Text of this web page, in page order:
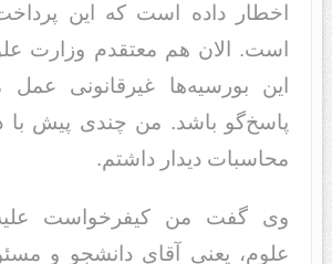
اخطار داده است که این
است. الان هم معتقدم وزارت
این بورسیه‌ها غیرقانونی عمل
پاسخ‌گو باشد. من چندی پیش با
محاسبات دیدار داشتم.
وی گفت من کیفرخواست
علوم، یعنی آقای دانشجو و